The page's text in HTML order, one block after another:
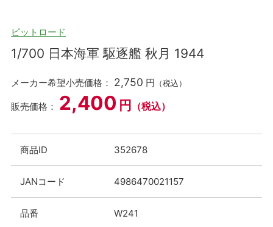
ピットロード
1/700 日本海軍 駆逐艦 秋月 1944
メーカー希望小売価格： 2,750 円 （税込）
販売価格： 2,400 円 （税込）
商品ID 352678
JANコード 4986470021157
品番 W241